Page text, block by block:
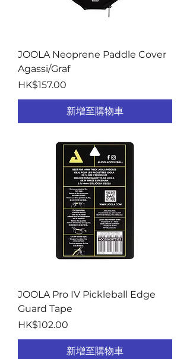
JOOLA Neoprene Paddle Cover
Agassi/Graf
價格
HK$157.00
新增至購物車
JOOLA Pro IV Pickleball Edge
Guard Tape
價格
HK$102.00
新增至購物車